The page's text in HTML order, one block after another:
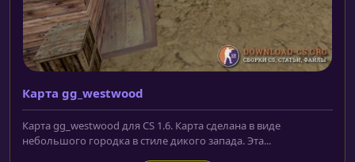
Карта gg_westwood
Карта gg_westwood для CS 1.6. Карта сделана в виде
небольшого городка в стиле дикого запада. Эта...